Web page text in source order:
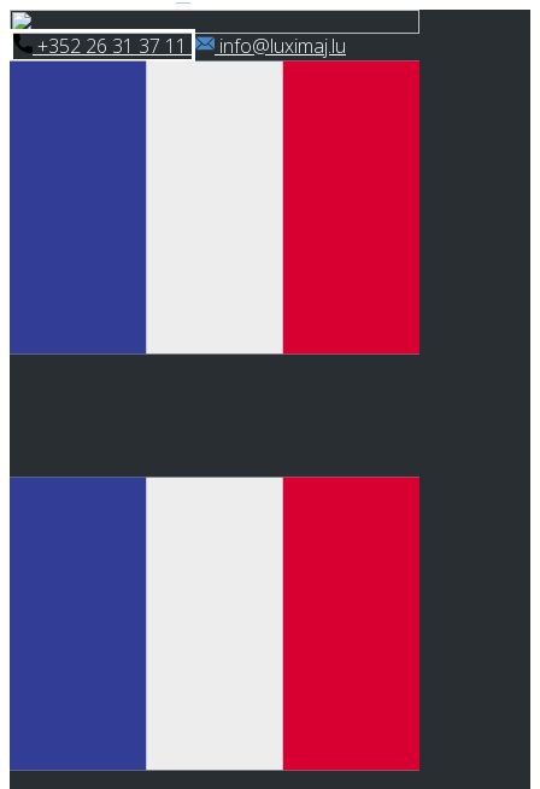
Skip
to ​+352 26 31 37 11 ​info@luximaj.lu